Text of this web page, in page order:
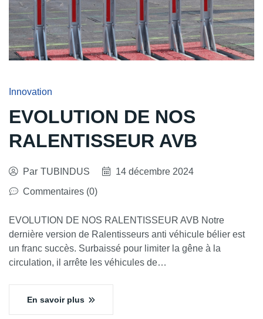
Innovation
EVOLUTION DE NOS
RALENTISSEUR AVB
Par TUBINDUS
14 décembre 2024
Commentaires (0)
EVOLUTION DE NOS RALENTISSEUR AVB Notre
dernière version de Ralentisseurs anti véhicule bélier est
un franc succès. Surbaissé pour limiter la gêne à la
circulation, il arrête les véhicules de…
En savoir plus